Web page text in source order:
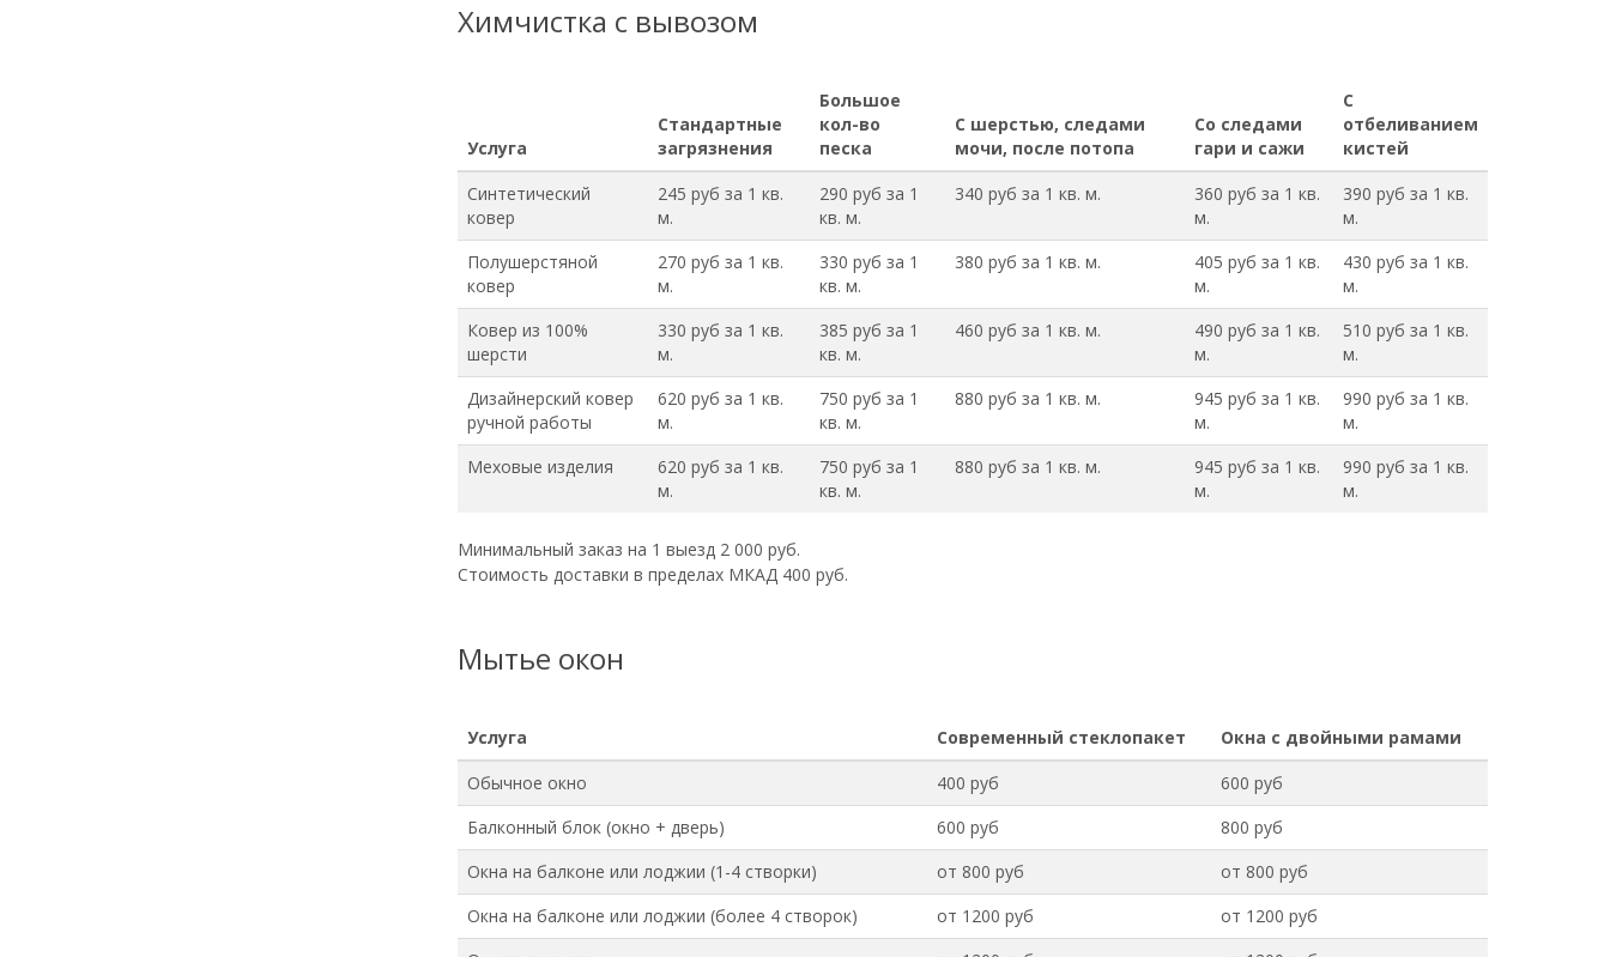
Химчистка с вывозом
Услуга
Стандартные
загрязнения
Большое
кол-во
песка
С шерстью, следами
мочи, после потопа
Со следами
гари и сажи
С
отбеливанием
кистей
Синтетический
ковер
245 руб за 1 кв.
м.
290 руб за 1
кв. м.
340 руб за 1 кв. м.
360 руб за 1 кв.
м.
390 руб за 1 кв.
м.
Полушерстяной
ковер
270 руб за 1 кв.
м.
330 руб за 1
кв. м.
380 руб за 1 кв. м.
405 руб за 1 кв.
м.
430 руб за 1 кв.
м.
Ковер из 100%
шерсти
330 руб за 1 кв.
м.
385 руб за 1
кв. м.
460 руб за 1 кв. м.
490 руб за 1 кв.
м.
510 руб за 1 кв.
м.
Дизайнерский ковер
ручной работы
620 руб за 1 кв.
м.
750 руб за 1
кв. м.
880 руб за 1 кв. м.
945 руб за 1 кв.
м.
990 руб за 1 кв.
м.
Меховые изделия
620 руб за 1 кв.
м.
750 руб за 1
кв. м.
880 руб за 1 кв. м.
945 руб за 1 кв.
м.
990 руб за 1 кв.
м.
Минимальный заказ на 1 выезд 2 000 руб.
Стоимость доставки в пределах МКАД 400 руб.
Мытье окон
Услуга Современный стеклопакет
Окна с двойными рамами
Обычное окно
400 руб
600 руб
Балконный блок (окно + дверь)
600 руб
800 руб
Окна на балконе или лоджии (1-4 створки)
от 800 руб
от 800 руб
Окна на балконе или лоджии (более 4 створок)
от 1200 руб
от 1200 руб